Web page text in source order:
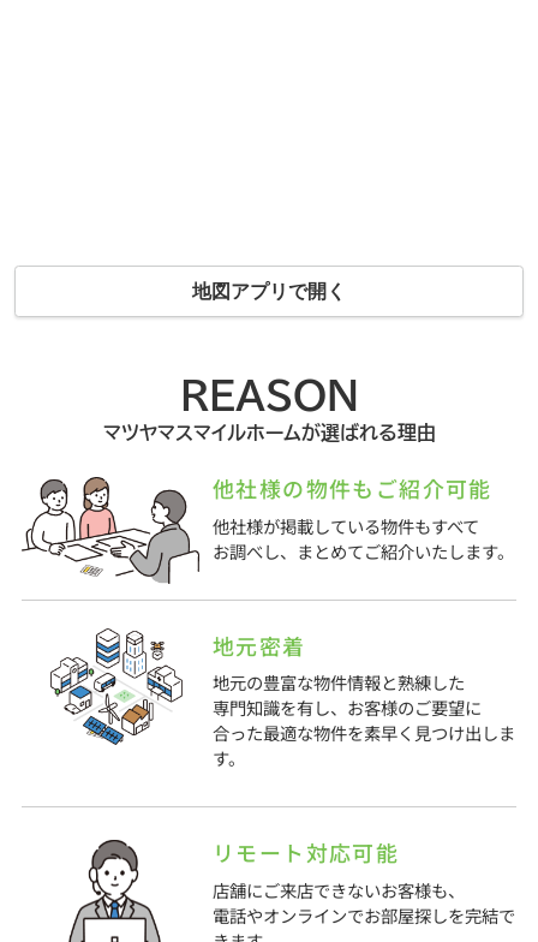
地図アプリで開く
REASON
マツヤマスマイルホームが選ばれる理由
他社様の物件もご紹介可能
他社様が掲載している物件もすべて
お調べし、まとめてご紹介いたします。
地元密着
地元の豊富な物件情報と熟練した
専門知識を有し、お客様のご要望に
合った最適な物件を素早く見つけ出しま
す。
リモート対応可能
店舗にご来店できないお客様も、
電話やオンラインでお部屋探しを完結で